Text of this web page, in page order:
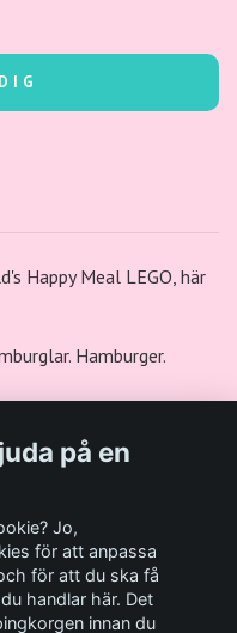
Happy Meal LEGO, här
Hamburger.
på en
Jo,
för att anpassa
för att du ska få
handlar här. Det
innan du